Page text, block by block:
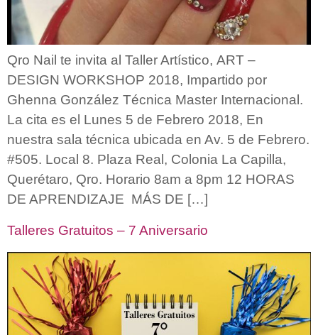
Qro Nail te invita al Taller Artístico, ART –
DESIGN WORKSHOP 2018, Impartido por
Ghenna González Técnica Master Internacional.
La cita es el Lunes 5 de Febrero 2018, En
nuestra sala técnica ubicada en Av. 5 de Febrero.
#505. Local 8. Plaza Real, Colonia La Capilla,
Querétaro, Qro. Horario 8am a 8pm 12 HORAS
DE APRENDIZAJE MÁS DE […]
Talleres Gratuitos – 7 Aniversario